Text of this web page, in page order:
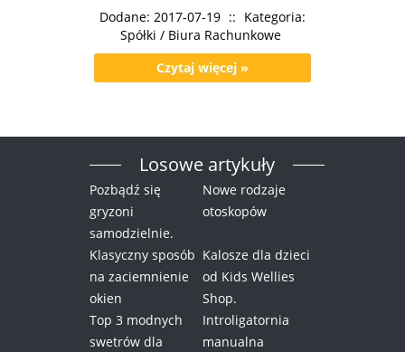
Dodane: 2017-07-19 :: Kategoria:
Spółki / Biura Rachunkowe
Czytaj więcej »
Losowe artykuły
Pozbądź się
gryzoni
samodzielnie.
Nowe rodzaje
otoskopów
Klasyczny sposób
na zaciemnienie
okien
Kalosze dla dzieci
od Kids Wellies
Shop.
Top 3 modnych
swetrów dla
Introligatornia
manualna